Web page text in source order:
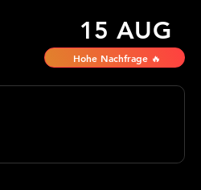
15 AUG
Hohe Nachfrage 🔥